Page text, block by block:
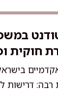
חוקית
רבה: דרישות